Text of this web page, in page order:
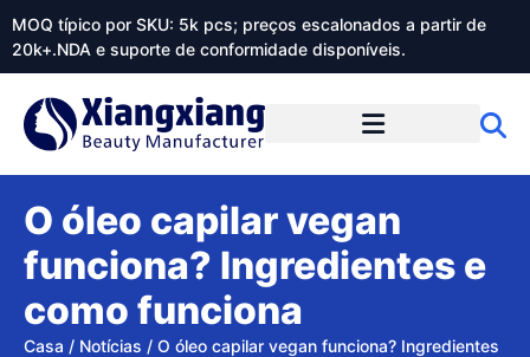
MOQ típico por SKU: 5k pcs; preços escalonados a partir de
20k+.NDA e suporte de conformidade disponíveis.
O óleo capilar vegan
funciona? Ingredientes e
como funciona
Casa / Notícias / O óleo capilar vegan funciona? Ingredientes